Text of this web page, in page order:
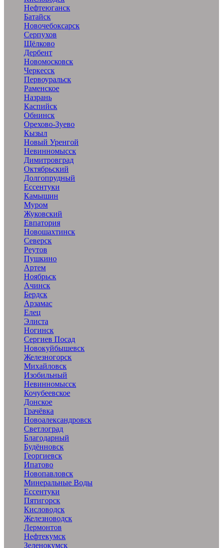
Нефтеюганск
Батайск
Новочебоксарск
Серпухов
Щёлково
Дербент
Новомосковск
Черкесск
Первоуральск
Раменское
Назрань
Каспийск
Обнинск
Орехово-Зуево
Кызыл
Новый Уренгой
Невинномысск
Димитровград
Октябрьский
Долгопрудный
Ессентуки
Камышин
Муром
Жуковский
Евпатория
Новошахтинск
Северск
Реутов
Пушкино
Артем
Ноябрьск
Ачинск
Бердск
Арзамас
Елец
Элиста
Ногинск
Сергиев Посад
Новокуйбышевск
Железногорск
Михайловск
Изобильный
Невинномысск
Кочубеевское
Донское
Грачёвка
Новоалександровск
Светлоград
Благодарный
Будённовск
Георгиевск
Ипатово
Новопавловск
Минеральные Воды
Ессентуки
Пятигорск
Кисловодск
Железноводск
Лермонтов
Нефтекумск
Зеленокумск